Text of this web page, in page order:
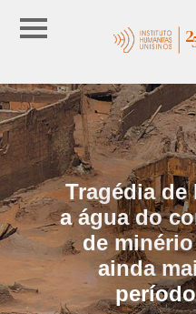
Tragédia de
a água do
de
ainda